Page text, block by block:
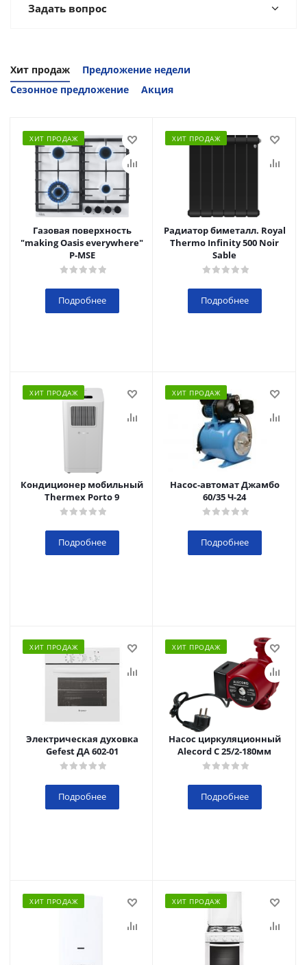
Задать вопрос
Хит продаж
Предложение недели
Сезонное предложение
Акция
ХИТ ПРОДАЖ
Газовая поверхность
"making Oasis everywhere"
P-MSE
Подробнее
ХИТ ПРОДАЖ
Радиатор биметалл. Royal
Thermo Infinity 500 Noir
Sable
Подробнее
ХИТ ПРОДАЖ
Кондиционер мобильный
Thermex Porto 9
Подробнее
ХИТ ПРОДАЖ
Насос-автомат Джамбо
60/35 Ч-24
Подробнее
ХИТ ПРОДАЖ
Электрическая духовка
Gefest ДА 602-01
Подробнее
ХИТ ПРОДАЖ
Насос циркуляционный
Alecord C 25/2-180мм
Подробнее
ХИТ ПРОДАЖ ХИТ ПРОДАЖ